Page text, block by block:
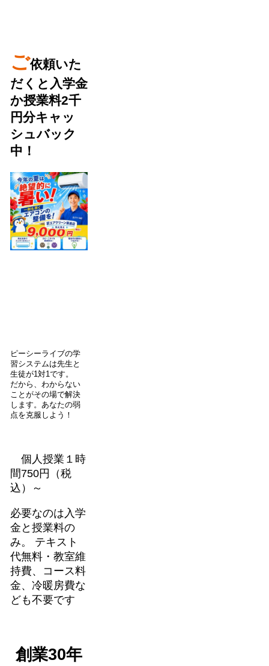
ご依頼いた
だくと入学金
か授業料2千
円分キャッ
シュバック
中！
ピーシーライブの学
習システムは先生と
生徒が1対1です。
だから、わからない
ことがその場で解決
します。あなたの弱
点を克服しよう！
個人授業１時
間750円（税
込）～
必要なのは入学
金と授業料の
み。 テキスト
代無料・教室維
持費、コース料
金、冷暖房費な
ども不要です
創業30年